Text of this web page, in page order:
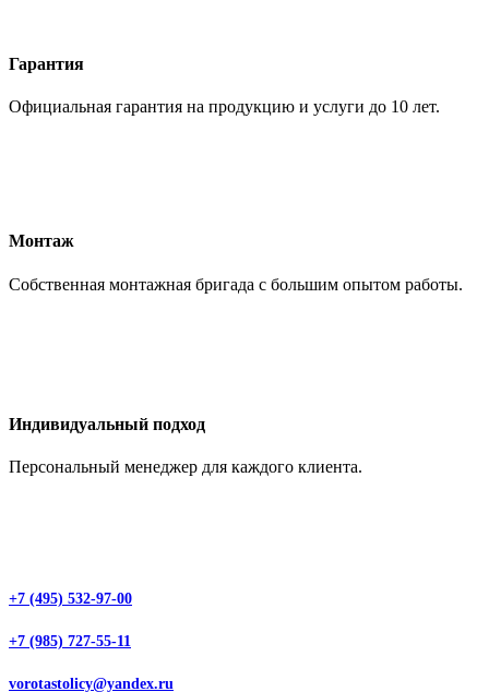
Гарантия
Официальная гарантия на продукцию и услуги до 10 лет.
Монтаж
Собственная монтажная бригада с большим опытом работы.
Индивидуальный подход
Персональный менеджер для каждого клиента.
+7 (495) 532-97-00
+7 (985) 727-55-11
vorotastolicy@yandex.ru